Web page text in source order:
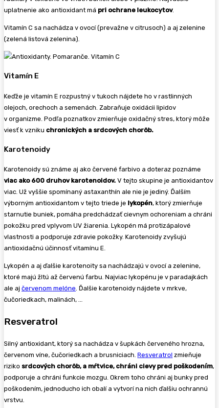
uplatnenie ako antioxidant má pri ochrane leukocytov.
Vitamín C sa nachádza v ovocí (prevažne v citrusoch) a aj zelenine
(zelená listová zelenina).
Vitamín E
Keďže je vitamín E rozpustný v tukoch nájdete ho v rastlinných
olejoch, orechoch a semenách. Zabraňuje oxidácii lipidov
v organizme. Podľa poznatkov zmierňuje oxidačný stres, ktorý môže
viesť k vzniku chronických a srdcových chorôb.
Karotenoidy
Karotenoidy sú známe aj ako červené farbivo a doteraz poznáme
viac ako 600 druhov karotenoidov. V tejto skupine je antioxidantov
viac. Už vyššie spomínaný astaxanthín ale nie je jediný. Ďalším
výborným antioxidantom v tejto triede je lykopén, ktorý zmierňuje
starnutie buniek, pomáha predchádzať cievnym ochoreniam a chráni
pokožku pred vplyvom UV žiarenia. Lykopén má protizápalové
vlastnosti a podporuje zdravie pokožky. Karotenoidy zvyšujú
antioxidačnú účinnosť vitamínu E.
Lykopén a aj ďalšie karotenoity sa nachádzajú v ovocí a zelenine,
ktoré majú žltú až červenú farbu. Najviac lykopénu je v paradajkách
ale aj červenom melóne. Ďalšie karotenoidy nájdete v mrkve,
čučoriedkach, malinách, …
Resveratrol
Silný antioxidant, ktorý sa nachádza v šupkách červeného hrozna,
červenom víne, čučoriedkach a brusniciach. Resveratrol zmieňuje
riziko srdcových chorôb, a mŕtvice, chráni cievy pred poškodením,
podporuje a chráni funkcie mozgu. Okrem toho chráni aj bunky pred
poškodením, jednoducho ich obalí a vytvorí na nich ďalšiu ochrannú
vrstvu.